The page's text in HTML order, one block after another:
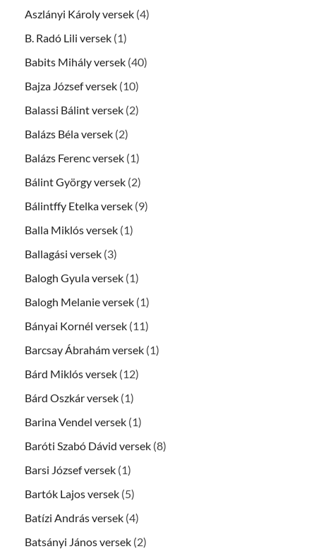
Aszlányi Károly versek (4)
B. Radó Lili versek (1)
Babits Mihály versek (40)
Bajza József versek (10)
Balassi Bálint versek (2)
Balázs Béla versek (2)
Balázs Ferenc versek (1)
Bálint György versek (2)
Bálintffy Etelka versek (9)
Balla Miklós versek (1)
Ballagási versek (3)
Balogh Gyula versek (1)
Balogh Melanie versek (1)
Bányai Kornél versek (11)
Barcsay Ábrahám versek (1)
Bárd Miklós versek (12)
Bárd Oszkár versek (1)
Barina Vendel versek (1)
Baróti Szabó Dávid versek (8)
Barsi József versek (1)
Bartók Lajos versek (5)
Batízi András versek (4)
Batsányi János versek (2)